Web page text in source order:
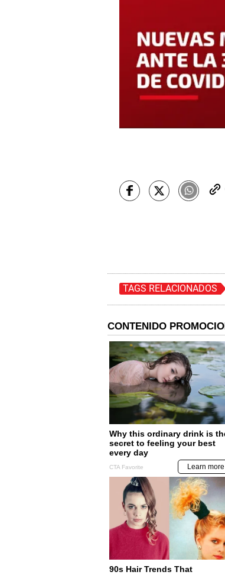
TAGS RELACIONADOS